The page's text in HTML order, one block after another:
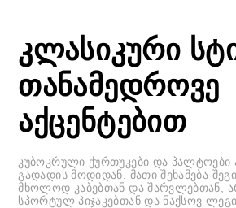
კლასიკური
თანამედროვე
აქცენტებით
კუბოკრული ქურთუკები და
გადადის მოდიდან. მათი შეხამება
მხოლოდ კაბებთან და შარვლებთან,
სპორტულ პიჯაკებთან და ნაქსოვ